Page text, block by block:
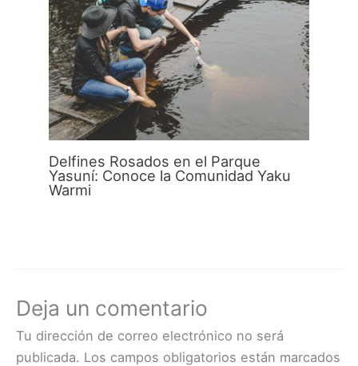
Delfines Rosados en el Parque
Yasuní: Conoce la Comunidad Yaku
Warmi
Deja un comentario
Tu dirección de correo electrónico no será
publicada. Los campos obligatorios están marcados